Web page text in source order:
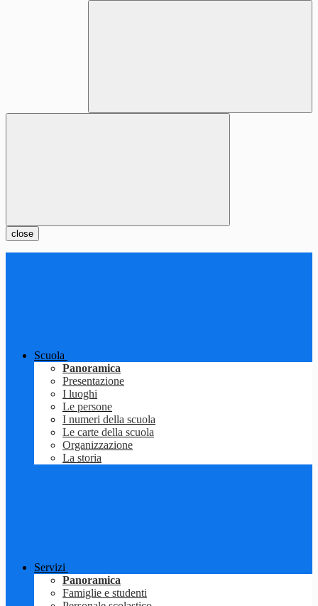
close
Scuola
Panoramica
Presentazione
I luoghi
Le persone
I numeri della scuola
Le carte della scuola
Organizzazione
La storia
Servizi
Panoramica
Famiglie e studenti